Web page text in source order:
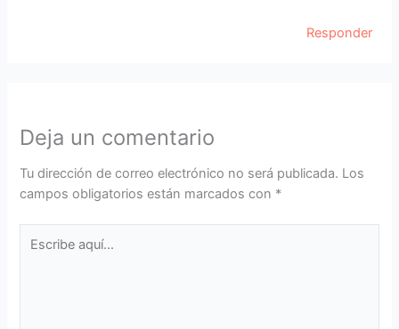
Responder
Deja un comentario
Tu dirección de correo electrónico no será publicada. Los
campos obligatorios están marcados con *
aquí...